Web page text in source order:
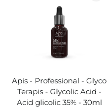
Apis - Professional - Glyco
Terapis - Glycolic Acid -
Acid glicolic 35% - 30ml